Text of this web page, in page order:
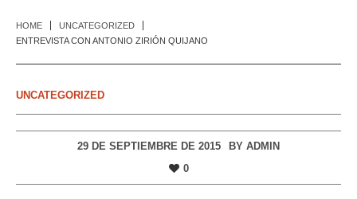
HOME
UNCATEGORIZED
ENTREVISTA CON ANTONIO ZIRIÓN QUIJANO
UNCATEGORIZED
29 DE SEPTIEMBRE DE 2015 BY ADMIN
0